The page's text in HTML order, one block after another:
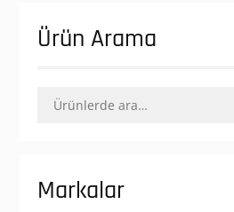
Ürün Arama
Ara:
Markalar